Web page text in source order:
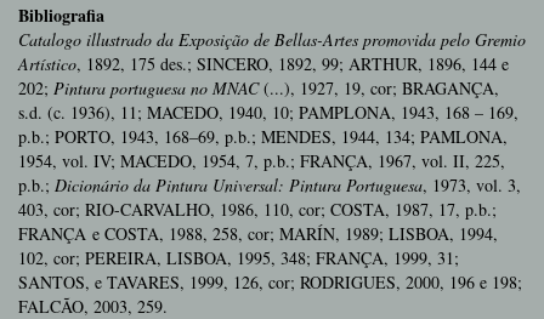
Bibliografia
Catalogo illustrado da Exposição de Bellas-Artes promovida pelo Gremio
Artístico, 1892, 175 des.; SINCERO, 1892, 99; ARTHUR, 1896, 144 e
202; Pintura portuguesa no MNAC(...), 1927, 19, cor; BRAGANÇA,
s.d. (c. 1936), 11; MACEDO, 1940, 10; PAMPLONA, 1943, 168 – 169,
p.b.; PORTO, 1943, 168–69, p.b.; MENDES, 1944, 134; PAMLONA,
1954, vol. IV; MACEDO, 1954, 7, p.b.; FRANÇA, 1967, vol. II, 225,
p.b.; Dicionário da Pintura Universal: Pintura Portuguesa, 1973, vol. 3,
403, cor; RIO-CARVALHO, 1986, 110, cor; COSTA, 1987, 17, p.b.;
FRANÇA e COSTA, 1988, 258, cor; MARÍN, 1989; LISBOA, 1994,
102, cor; PEREIRA, LISBOA, 1995, 348; FRANÇA, 1999, 31;
SANTOS, e TAVARES, 1999, 126, cor; RODRIGUES, 2000, 196 e 198;
FALCÃO, 2003, 259.